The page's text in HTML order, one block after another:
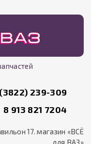
239-309
8 913 821 7204
17. магазин «ВСЁ
для ВАЗ»